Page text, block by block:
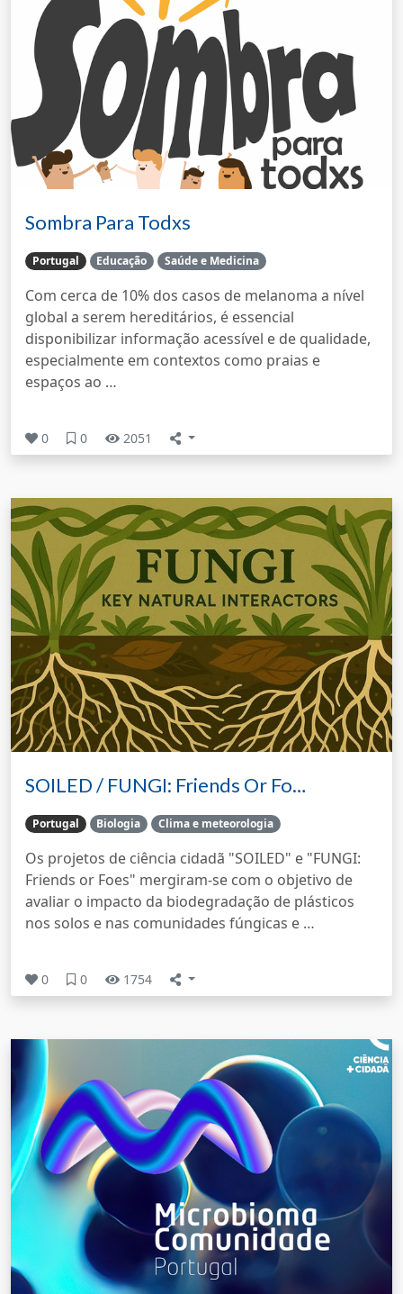
Sombra Para Todxs
Portugal Educação Saúde e Medicina
Com cerca de 10% dos casos de melanoma a nível
global a serem hereditários, é essencial
disponibilizar informação acessível e de qualidade,
especialmente em contextos como praias e
espaços ao …
0 0 2051
SOILED / FUNGI: Friends Or Fo…
Portugal Biologia Clima e meteorologia
Os projetos de ciência cidadã "SOILED" e "FUNGI:
Friends or Foes" mergiram-se com o objetivo de
avaliar o impacto da biodegradação de plásticos
nos solos e nas comunidades fúngicas e …
0 0 1754